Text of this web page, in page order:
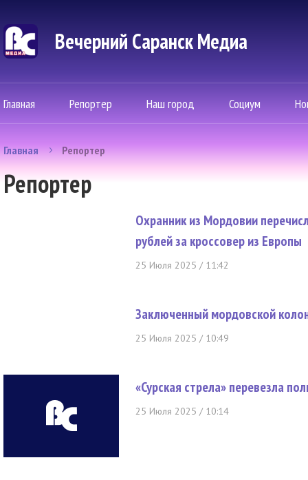
Вечерний Саранск Mедиа
Главная Репортер Наш город Социум
Главная Репортер
Репортер
Охранник из Мордовии
рублей за кроссовер из Европы
25 Июля 2025 / 11:42
Заключенный мордовской
25 Июля 2025 / 10:49
«Сурская стрела» перевезла
25 Июля 2025 / 10:14